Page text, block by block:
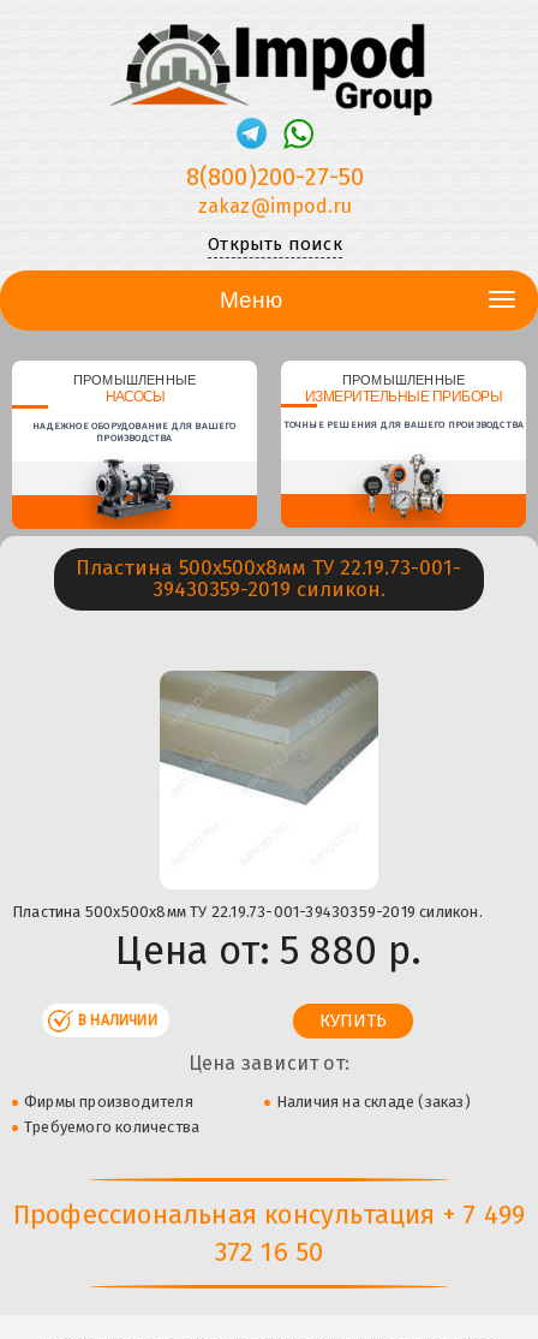
8(800)200-27-50
zakaz@impod.ru
Открыть поиск
Меню
ПРОМЫШЛЕННЫЕ
НАСОСЫ
НАДЕЖНОЕ ОБОРУДОВАНИЕ ДЛЯ ВАШЕГО
ПРОИЗВОДСТВА
ПРОМЫШЛЕННЫЕ
ИЗМЕРИТЕЛЬНЫЕ ПРИБОРЫ
ТОЧНЫЕ РЕШЕНИЯ ДЛЯ ВАШЕГО ПРОИЗВОДСТВА
Пластина 500х500х8мм ТУ 22.19.73-001-
39430359-2019 силикон.
Пластина 500х500х8мм ТУ 22.19.73-001-39430359-2019 силикон.
Цена от: 5 880 р.
В НАЛИЧИИ
Цена зависит от:
Фирмы производителя
Наличия на складе (заказ)
Требуемого количества
Профессиональная консультация + 7 499
372 16 50